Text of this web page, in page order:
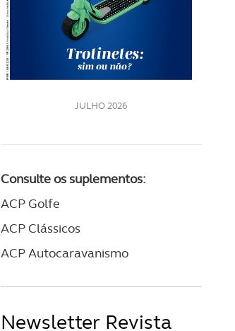
JULHO 2026
Consulte os suplementos:
ACP Golfe
ACP Clássicos
ACP Autocaravanismo
Newsletter Revista